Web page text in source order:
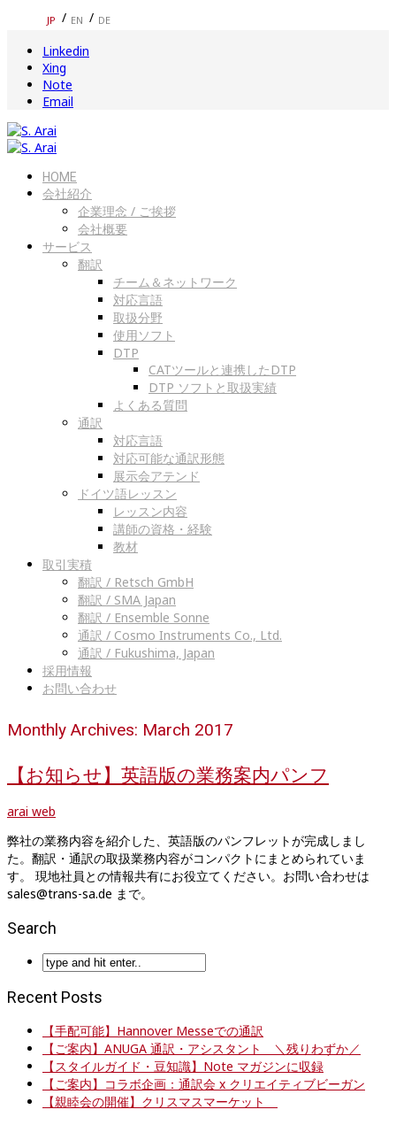
JP EN DE
Linkedin
Xing
Note
Email
HOME
会社紹介
企業理念 / ご挨拶
会社概要
サービス
翻訳
チーム＆ネットワーク
対応言語
取扱分野
使用ソフト
DTP
CATツールと連携したDTP
DTP ソフトと取扱実績
よくある質問
通訳
対応言語
対応可能な通訳形態
展示会アテンド
ドイツ語レッスン
レッスン内容
講師の資格・経験
教材
取引実積
翻訳 / Retsch GmbH
翻訳 / SMA Japan
翻訳 / Ensemble Sonne
通訳 / Cosmo Instruments Co., Ltd.
通訳 / Fukushima, Japan
採用情報
お問い合わせ
Monthly Archives: March 2017
【お知らせ】英語版の業務案内パンフ
arai web
弊社の業務内容を紹介した、英語版のパンフレットが完成しまし
た。翻訳・通訳の取扱業務内容がコンパクトにまとめられていま
す。 現地社員との情報共有にお役立てください。お問い合わせは
sales@trans-sa.de まで。
Search
Recent Posts
【手配可能】Hannover Messeでの通訳
【ご案内】ANUGA 通訳・アシスタント ＼残りわずか／
【スタイルガイド・豆知識】Note マガジンに収録
【ご案内】コラボ企画：通訳会 x クリエイティブビーガン
【親睦会の開催】クリスマスマーケット